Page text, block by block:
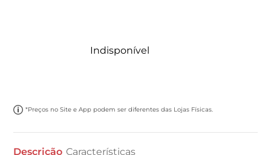
Indisponível
*Preços no Site e App podem ser diferentes das Lojas Físicas.
Descrição Características